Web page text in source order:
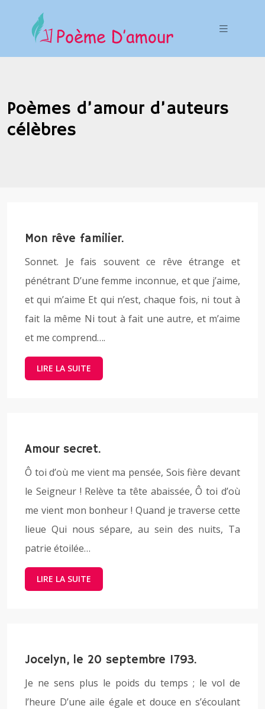
Poèmes d’amour d’auteurs
célèbres
Mon rêve familier.
Sonnet. Je fais souvent ce rêve étrange et
pénétrant D’une femme inconnue, et que j’aime,
et qui m’aime Et qui n’est, chaque fois, ni tout à
fait la même Ni tout à fait une autre, et m’aime
et me comprend….
LIRE LA SUITE
Amour secret.
Ô toi d’où me vient ma pensée, Sois fière devant
le Seigneur ! Relève ta tête abaissée, Ô toi d’où
me vient mon bonheur ! Quand je traverse cette
lieue Qui nous sépare, au sein des nuits, Ta
patrie étoilée…
LIRE LA SUITE
Jocelyn, le 20 septembre 1793.
Je ne sens plus le poids du temps ; le vol de
l’heure D’une aile égale et douce en s’écoulant